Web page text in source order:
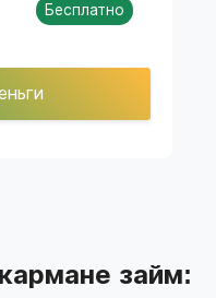
Бесплатно
займ: